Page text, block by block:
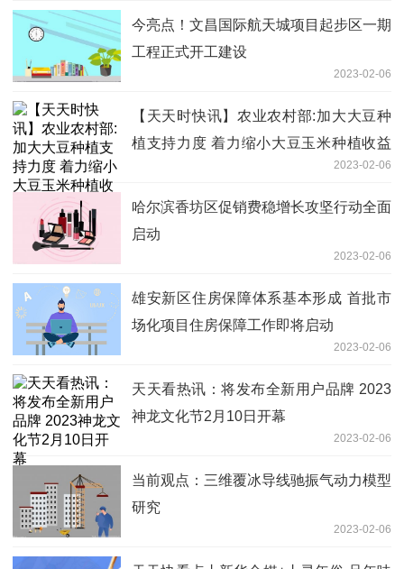
今亮点！文昌国际航天城项目起步区一期
工程正式开工建设
2023-02-06
【天天时快讯】农业农村部:加大大豆种
植支持力度 着力缩小大豆玉米种植收益
2023-02-06
哈尔滨香坊区促销费稳增长攻坚行动全面
启动
2023-02-06
雄安新区住房保障体系基本形成 首批市
场化项目住房保障工作即将启动
2023-02-06
天天看热讯：将发布全新用户品牌 2023
神龙文化节2月10日开幕
2023-02-06
当前观点：三维覆冰导线驰振气动力模型
研究
2023-02-06